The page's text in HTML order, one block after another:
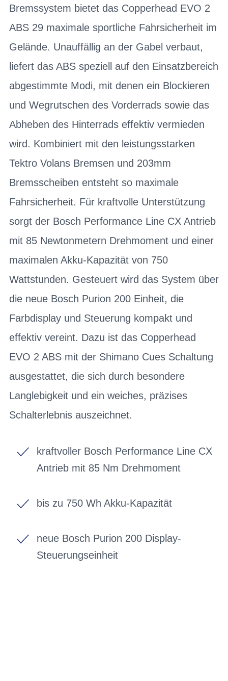
Bremssystem bietet das Copperhead EVO 2
ABS 29 maximale sportliche Fahrsicherheit im
Gelände. Unauffällig an der Gabel verbaut,
liefert das ABS speziell auf den Einsatzbereich
abgestimmte Modi, mit denen ein Blockieren
und Wegrutschen des Vorderrads sowie das
Abheben des Hinterrads effektiv vermieden
wird. Kombiniert mit den leistungsstarken
Tektro Volans Bremsen und 203mm
Bremsscheiben entsteht so maximale
Fahrsicherheit. Für kraftvolle Unterstützung
sorgt der Bosch Performance Line CX Antrieb
mit 85 Newtonmetern Drehmoment und einer
maximalen Akku-Kapazität von 750
Wattstunden. Gesteuert wird das System über
die neue Bosch Purion 200 Einheit, die
Farbdisplay und Steuerung kompakt und
effektiv vereint. Dazu ist das Copperhead
EVO 2 ABS mit der Shimano Cues Schaltung
ausgestattet, die sich durch besondere
Langlebigkeit und ein weiches, präzises
Schalterlebnis auszeichnet.
kraftvoller Bosch Performance Line CX
Antrieb mit 85 Nm Drehmoment
bis zu 750 Wh Akku-Kapazität
neue Bosch Purion 200 Display-
Steuerungseinheit